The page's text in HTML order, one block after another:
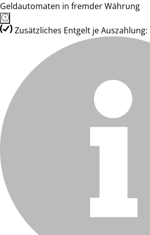
Geldautomaten in fremder Währung
Zusätzliches Entgelt je Auszahlung: